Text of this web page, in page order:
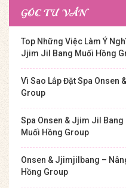
GÓC TƯ VẤN
Top Những Việc Làm Ý
Jjim Jil Bang Muối Hồng
Vì Sao Lắp Đặt Spa Onsen
Group
Spa Onsen & Jjim Jil Bang
Muối Hồng Group
Onsen & Jjimjilbang –
Hồng Group